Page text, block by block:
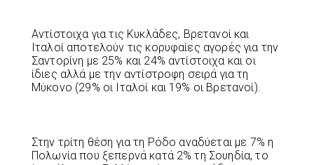
Αντίστοιχα για τις Κυκλάδες, Βρετανοί και
Ιταλοί αποτελούν τις κορυφαίες αγορές για την
Σαντορίνη με 25% και 24% αντίστοιχα και οι
ίδιες αλλά με την αντίστροφη σειρά για τη
Μύκονο (29% οι Ιταλοί και 19% οι Βρετανοί).
Στην τρίτη θέση για τη Ρόδο αναδύεται με 7% η
Πολωνία που ξεπερνά κατά 2% τη Σουηδία, το